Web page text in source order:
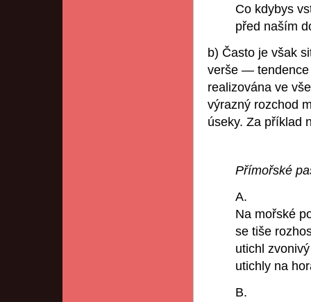
Co kdybys
před naším
b) Často je však
verše — tendence
realizována ve
výrazný rozchod
úseky. Za příklad
Přímořské
A.
Na mořské
se tiše
utichl
utichly na
B.